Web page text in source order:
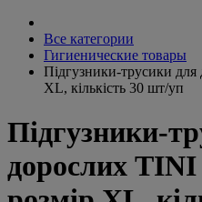
Все категории
Гигиенические товары
Підгузники-трусики
XL, кількість 30 шт/уп
Підгузники-
дорослих